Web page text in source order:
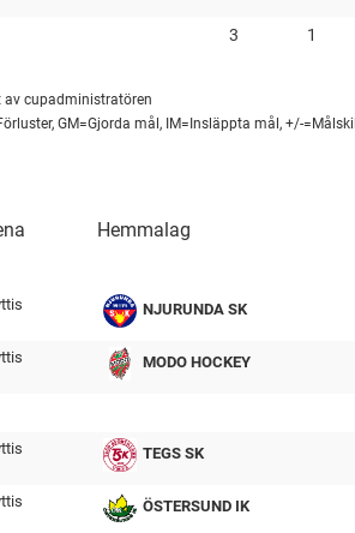
3 1
av cupadministratören
GM=Gjorda mål, IM=Insläppta mål, +/-
Hemmalag
NJURUNDA SK
MODO HOCKEY
TEGS SK
ÖSTERSUND IK